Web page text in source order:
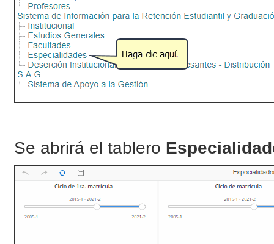
Se abrirá el tablero